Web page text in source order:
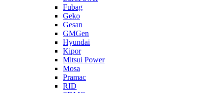
Fubag
Geko
Gesan
GMGen
Hyundai
Kipor
Mitsui Power
Mosa
Pramac
RID